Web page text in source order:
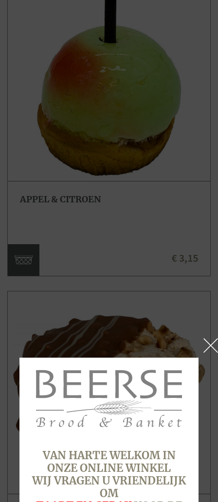
APPEL & CITROEN
€ 3,15
VAN HARTE WELKOM IN
ONZE ONLINE WINKEL
WIJ VRAGEN U VRIENDELIJK
OM